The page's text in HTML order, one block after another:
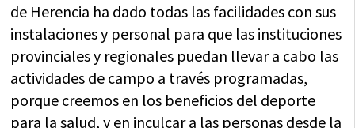
de Herencia ha dado todas las facilidades con sus
instalaciones y personal para que las instituciones
provinciales y regionales puedan llevar a cabo las
actividades de campo a través programadas,
porque creemos en los beneficios del deporte
para la salud, y en inculcar a las personas desde la